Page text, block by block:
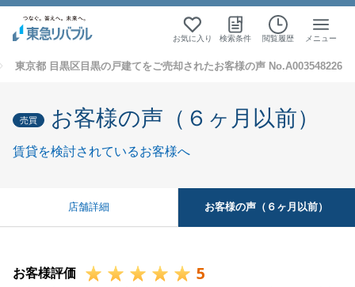
お気に入り 検索条件 閲覧履歴 メニュー
東京都 目黒区目黒の戸建てをご売却されたお客様の声 No.A003548226
売買 お客様の声（６ヶ月以前）
賃貸を検討されているお客様へ
店舗詳細 お客様の声（６ヶ月以前）
お客様評価 5